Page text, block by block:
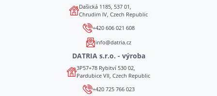
Dašická 1185, 537 01,
Chrudim IV, Czech Republic
+420 606 021 608
info@datria.cz
DATRIA s.r.o. - výroba
3P57+78 Rybitví 530 02,
Pardubice VII, Czech Republic
+420 725 766 023